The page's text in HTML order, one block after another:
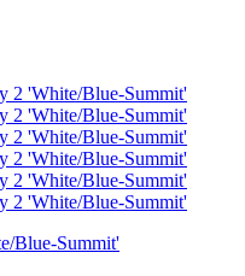
Blue-Summit'